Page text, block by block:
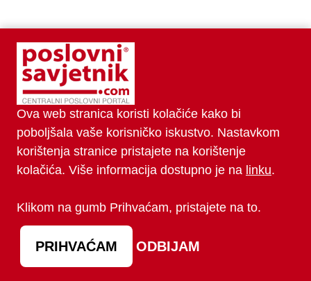
ZADNJE OBJAVLJENO
06.08.2026.
vječnost
Ova web stranica koristi kolačiće kako bi
poboljšala vaše korisničko iskustvo. Nastavkom
korištenja stranice pristajete na korištenje
kolačića. Više informacija dostupno je na linku.
Klikom na gumb Prihvaćam, pristajete na to.
PRIHVAĆAM ODBIJAM